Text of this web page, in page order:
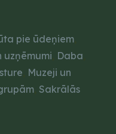
pie ūdeņiem
uzņēmumi Daba
Muzeji un
Sakrālās